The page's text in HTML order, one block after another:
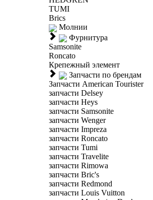
TUMI
Brics
Молнии
Фурнитура
Samsonite
Roncato
Крепежный элемент
Запчасти по брендам
Запчасти American Tourister
запчасти Delsey
запчасти Heys
запчасти Samsonite
запчасти Wenger
запчасти Impreza
запчасти Roncato
запчасти Tumi
запчасти Travelite
запчасти Rimowa
запчасти Bric's
запчасти Redmond
запчасти Louis Vuitton